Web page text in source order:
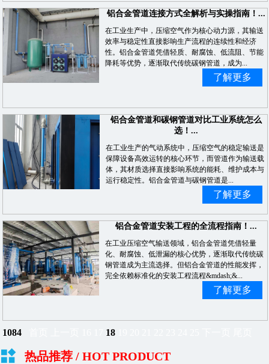
铝合金管道连接方式全解析与实操指南！...
在工业生产中，压缩空气作为核心动力源，其输送
效率与稳定性直接影响生产流程的连续性和经济
性。铝合金管道凭借轻质、耐腐蚀、低流阻、节能
降耗等优势，逐渐取代传统碳钢管道，成为...
了解更多
铝合金管道和碳钢管道对比工业系统怎么
选！...
在工业生产的气动系统中，压缩空气的稳定输送是
保障设备高效运转的核心环节，而管道作为输送载
体，其材质选择直接影响系统的能耗、维护成本与
运行稳定性。铝合金管道与碳钢管道是...
了解更多
铝合金管道安装工程的全流程指南！...
在工业压缩空气输送领域，铝合金管道凭借轻量
化、耐腐蚀、低泄漏的核心优势，逐渐取代传统碳
钢管道成为主流选择。但铝合金管道的性能发挥，
完全依赖标准化的安装工程流程&mdash;&...
了解更多
1084 18
热品推荐/ HOT PRODUCT